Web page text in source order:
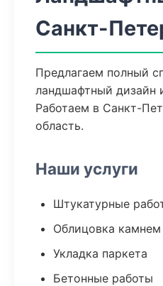
Санкт-
Предлагаем полный
ландшафтный дизайн
Работаем в Санкт-
область.
Наши услуги
Штукатурные
Облицовка камнем
Укладка паркета
Бетонные работы